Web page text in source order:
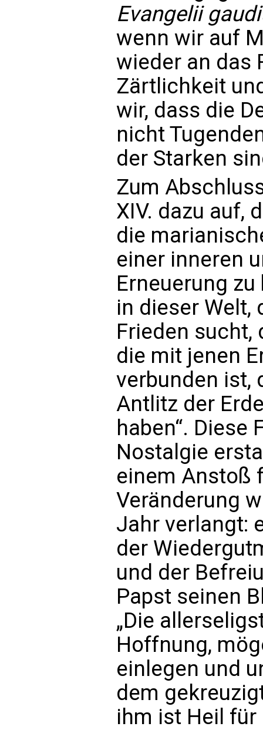
Evangelii
wenn wir auf
wieder an das
Zärtlichkeit
wir, dass die
nicht
der Starken
Zum
XIV. dazu auf,
die
einer inneren
Erneuerung
in dieser Welt,
Frieden
die mit jenen
verbunden ist,
Antlitz der
haben“.
Nostalgie
einem Anstoß
Veränderung
Jahr verlangt:
der
und der
Papst seinen
„Die
Hoffnung,
einlegen und
dem
ihm ist Heil für